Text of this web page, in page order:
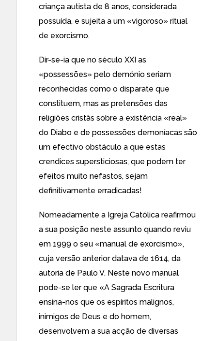
criança autista de 8 anos, considerada
possuída, e sujeita a um «vigoroso» ritual
de exorcismo.
Dir-se-ia que no século XXI as
«possessões» pelo demónio seriam
reconhecidas como o disparate que
constituem, mas as pretensões das
religiões cristãs sobre a existência «real»
do Diabo e de possessões demoníacas são
um efectivo obstáculo a que estas
crendices supersticiosas, que podem ter
efeitos muito nefastos, sejam
definitivamente erradicadas!
Nomeadamente a Igreja Católica reafirmou
a sua posição neste assunto quando reviu
em 1999 o seu «manual de exorcismo»,
cuja versão anterior datava de 1614, da
autoria de Paulo V. Neste novo manual
pode-se ler que «A Sagrada Escritura
ensina-nos que os espíritos malignos,
inimigos de Deus e do homem,
desenvolvem a sua acção de diversas